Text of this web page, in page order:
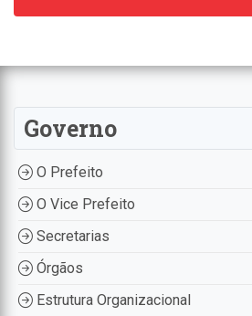
Governo
O Prefeito
O Vice Prefeito
Secretarias
Órgãos
Estrutura Organizacional